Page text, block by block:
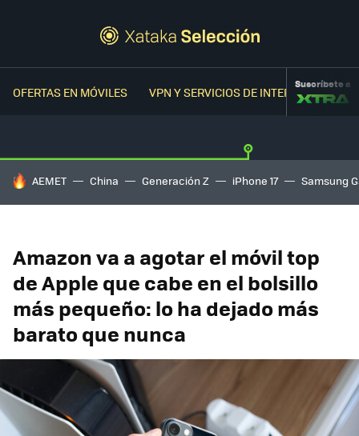
OFERTAS EN MÓVILES VPN Y SERVICIOS DE INTERNETSuscríbete a
HOY SE HABLA DE
AEMET China Generación Z iPhone 17 Samsung
Amazon va a agotar el móvil top
de Apple que cabe en el bolsillo
más pequeño: lo ha dejado más
barato que nunca